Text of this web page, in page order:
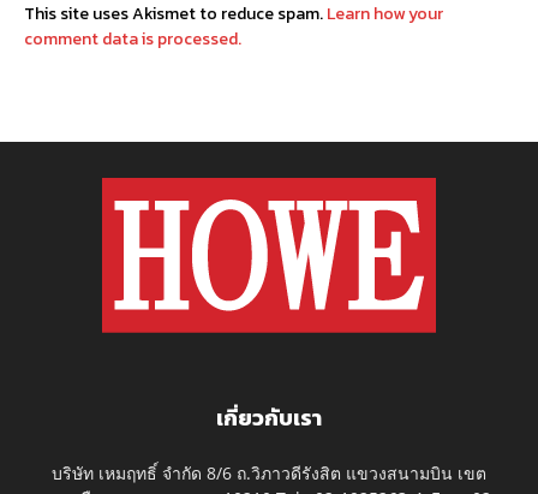
This site uses Akismet to reduce spam.Learn how your
comment data is processed.
เกี่ยวกับเรา
บริษัท เหมฤทธิ์ จำกัด 8/6 ถ.วิภาวดีรังสิต แขวงสนามบิน เขต